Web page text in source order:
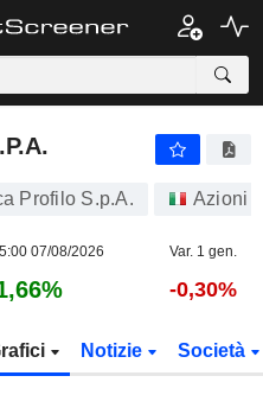
Profilo S.p.A. Azioni
07/08/2026 Var. 1 gen.
-0,30%
Notizie Società